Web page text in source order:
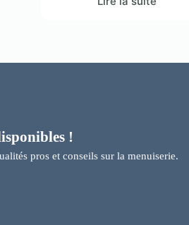
!
pros et conseils sur la menuiserie.